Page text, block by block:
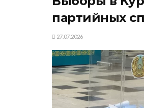
партийных
27.07.2026